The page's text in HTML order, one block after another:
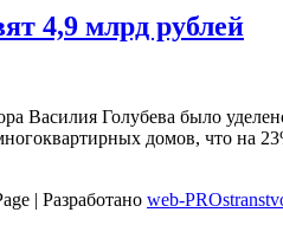
4,9 млрд рублей
Василия Голубева было
домов, что на
| Разработано web-